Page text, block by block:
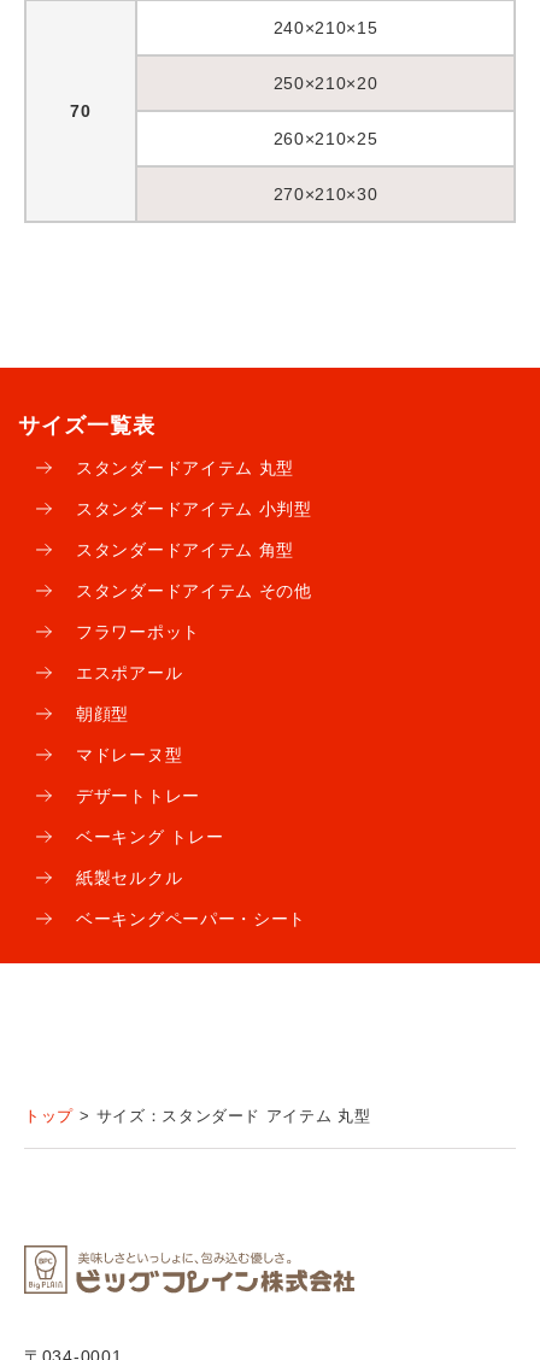
サイズ一覧表
スタンダードアイテム 丸型
スタンダードアイテム 小判型
スタンダードアイテム 角型
スタンダードアイテム その他
フラワーポット
エスポアール
朝顔型
マドレーヌ型
デザートトレー
ベーキング トレー
紙製セルクル
ベーキングペーパー・シート
70
240×210×15
250×210×20
260×210×25
270×210×30
トップ サイズ：スタンダード アイテム 丸型